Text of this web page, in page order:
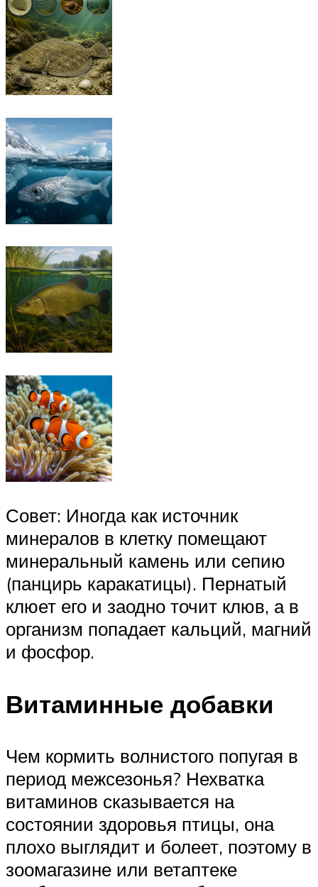
Совет: Иногда как источник
минералов в клетку помещают
минеральный камень или сепию
(панцирь каракатицы). Пернатый
клюет его и заодно точит клюв, а в
организм попадает кальций, магний
и фосфор.
Витаминные добавки
Чем кормить волнистого попугая в
период межсезонья? Нехватка
витаминов сказывается на
состоянии здоровья птицы, она
плохо выглядит и болеет, поэтому в
зоомагазине или ветаптеке